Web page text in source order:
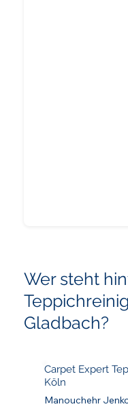
Wer steht
Gladbach?
Carpet Expert
Köln
Manouchehr